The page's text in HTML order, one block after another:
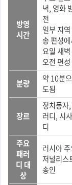
방영
시간
녁, 영화
전
일부 지
송 편성
요일 새
오전 편
분량
약 10분
도됨
장르
정치풍자
러디, 시
디
주요
패러
디 대
상
러시아
저널리스
송인